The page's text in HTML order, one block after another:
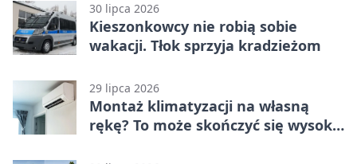
30 lipca 2026
Kieszonkowcy nie robią sobie
wakacji. Tłok sprzyja kradzieżom
29 lipca 2026
Montaż klimatyzacji na własną
rękę? To może skończyć się wysoką